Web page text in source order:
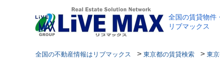
全国の賃貸物件
リブマックス
全国の不動産情報はリブマックス > 東京都の賃貸検索 > 東